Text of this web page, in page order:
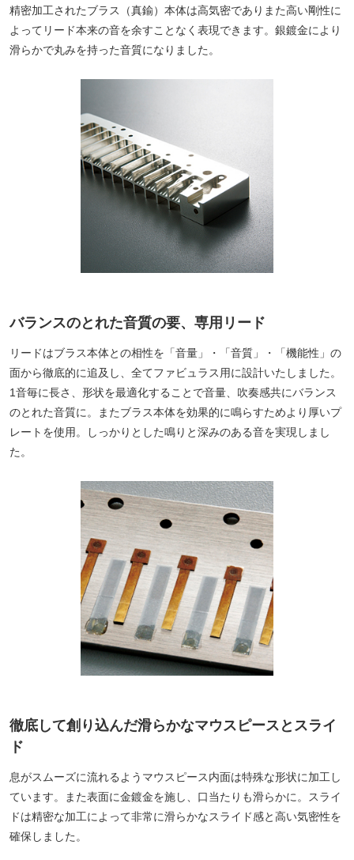
精密加工されたブラス（真鍮）本体は高気密でありまた高い剛性に
よってリード本来の音を余すことなく表現できます。銀鍍金により
滑らかで丸みを持った音質になりました。
バランスのとれた音質の要、専用リード
リードはブラス本体との相性を「音量」・「音質」・「機能性」の
面から徹底的に追及し、全てファビュラス用に設計いたしました。
1音毎に長さ、形状を最適化することで音量、吹奏感共にバランス
のとれた音質に。またブラス本体を効果的に鳴らすためより厚いプ
レートを使用。しっかりとした鳴りと深みのある音を実現しまし
た。
徹底して創り込んだ滑らかなマウスピースとスライ
ド
息がスムーズに流れるようマウスピース内面は特殊な形状に加工し
ています。また表面に金鍍金を施し、口当たりも滑らかに。スライ
ドは精密な加工によって非常に滑らかなスライド感と高い気密性を
確保しました。